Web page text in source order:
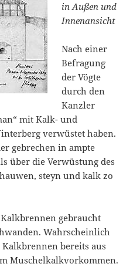
in Außen und
Innenansicht
Nach einer
Befragung
der Vögte
durch den
Kanzler
mit Kalk- und
verwüstet haben.
gebrechen in ampte
über die Verwüstung des
steyn und kalk zo
gebraucht
Wahrscheinlich
bereits aus
Muschelkalkvorkommen.